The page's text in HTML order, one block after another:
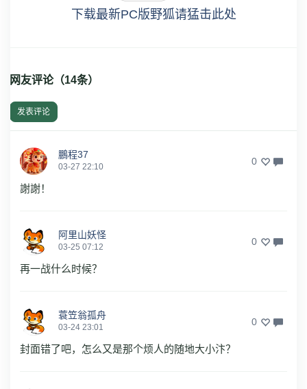
下载最新PC版野狐请猛击此处
网友评论（14条）
发表评论
鵬程37
03-27 22:10 0
謝謝！
阿里山妖怪
03-25 07:12 0
再一战什么时候？
蓑笠翁孤舟
03-24 23:01 0
封面错了吧，怎么又是那个烦人的随地大小汴？